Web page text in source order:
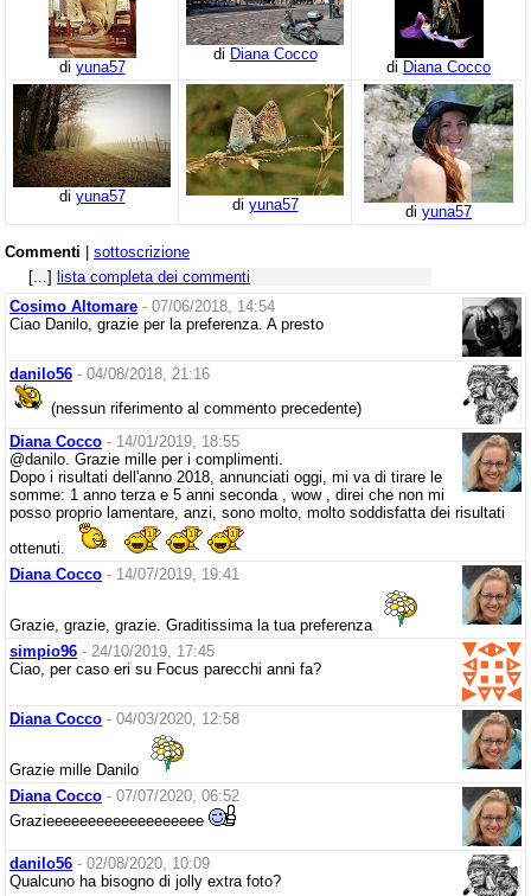
di yuna57
di Diana Cocco
di Diana Cocco
di yuna57 di yuna57 di yuna57
Commenti | sottoscrizione
[...] lista completa dei commenti
Cosimo Altomare - 07/06/2018, 14:54
Ciao Danilo, grazie per la preferenza. A presto
danilo56 - 04/08/2018, 21:16
(nessun riferimento al commento precedente)
Diana Cocco - 14/01/2019, 18:55
@danilo. Grazie mille per i complimenti.
Dopo i risultati dell'anno 2018, annunciati oggi, mi va di tirare le
somme: 1 anno terza e 5 anni seconda , wow , direi che non mi
posso proprio lamentare, anzi, sono molto, molto soddisfatta dei risultati
ottenuti.
Diana Cocco - 14/07/2019, 19:41
Grazie, grazie, grazie. Graditissima la tua preferenza
simpio96 - 24/10/2019, 17:45
Ciao, per caso eri su Focus parecchi anni fa?
Diana Cocco - 04/03/2020, 12:58
Grazie mille Danilo
Diana Cocco - 07/07/2020, 06:52
Grazieeeeeeeeeeeeeeeeeee
danilo56 - 02/08/2020, 10:09
Qualcuno ha bisogno di jolly extra foto?